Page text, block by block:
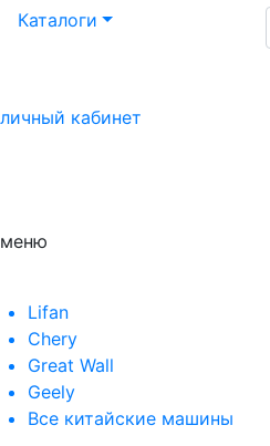
Каталоги
личный кабинет
меню
Lifan
Chery
Great Wall
Geely
Все китайские машины